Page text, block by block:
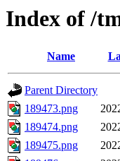
Index of /
Name
Parent Directory
189473.png
189474.png
189475.png